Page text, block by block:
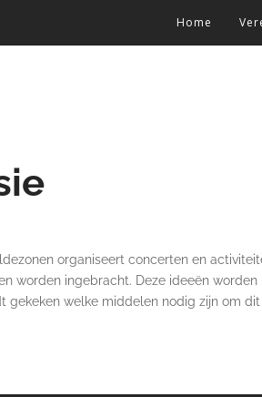
Home
organiseert concerten en
worden ingebracht. Deze ideeën
welke middelen nodig zijn om dit